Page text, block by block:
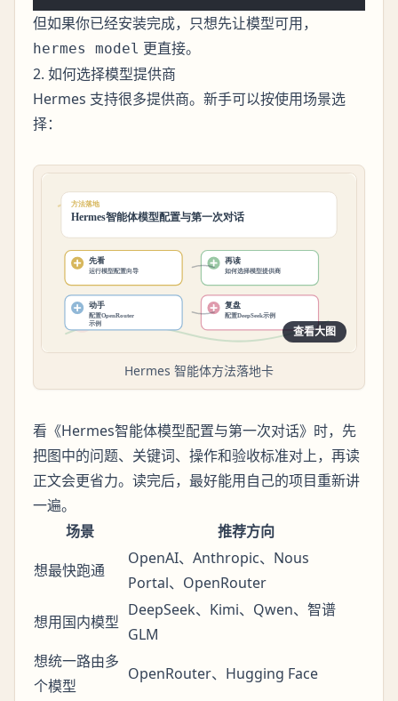
但如果你已经安装完成，只想先让模型可用，
hermes model 更直接。
2. 如何选择模型提供商
Hermes 支持很多提供商。新手可以按使用场景选
择：
查看大图
Hermes 智能体方法落地卡
看《Hermes智能体模型配置与第一次对话》时，先
把图中的问题、关键词、操作和验收标准对上，再读
正文会更省力。读完后，最好能用自己的项目重新讲
一遍。
场景
推荐方向
想最快跑通
OpenAI、Anthropic、Nous
Portal、OpenRouter
想用国内模型
DeepSeek、Kimi、Qwen、智谱
GLM
想统一路由多
个模型
OpenRouter、Hugging Face